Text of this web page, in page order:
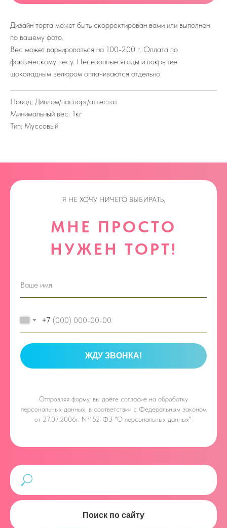
Дизайн торта может быть скорректирован вами или выполнен
по вашему фото.
Вес может варьироваться на 100-200 г. Оплата по
фактическому весу. Несезонные ягоды и покрытие
шоколадным велюром оплачиваются отдельно
Повод: Диплом/паспорт/аттестат
Минимальный вес: 1кг
Тип: Муссовый
Я НЕ ХОЧУ НИЧЕГО ВЫБИРАТЬ,
МНЕ ПРОСТО
НУЖЕН ТОРТ!
+7
ЖДУ ЗВОНКА!
Отправляя форму, вы даёте согласие на обработку
персональных данных, в соответствии с Федеральным законом
от 27.07.2006г. №152-ФЗ "О персональных данных".
Поиск по сайту